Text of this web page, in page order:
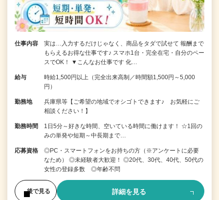
仕事内容
実は…入力するだけじゃなく、商品をタダで試せて 報酬まで
もらえるお得な仕事です♪ スマホ1台・完全在宅・自分のペー
スでOK！ ▼こんなお仕事です 化…
給与
時給1,500円以上（完全出来高制／時間額1,500円～5,000
円）
勤務地
兵庫県等【ご希望の地域でオシゴトできます♪ お気軽にご
相談ください！】
勤務時間
1日5分～好きな時間、空いている時間に働けます！ ☆1回の
みの単発や短期～中長期まで…
応募資格
◎PC・スマートフォンをお持ちの方（※アンケートに必要
なため） ◎未経験者大歓迎！ ◎20代、30代、40代、50代の
女性の登録多数 ◎年齢不問
後で見る 詳細を見る